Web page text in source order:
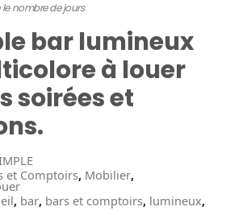
le nombre de jours
bar lumineux
à louer
soirées et
et Comptoirs, Mobilier,
, bar, bars et comptoirs, lumineux,